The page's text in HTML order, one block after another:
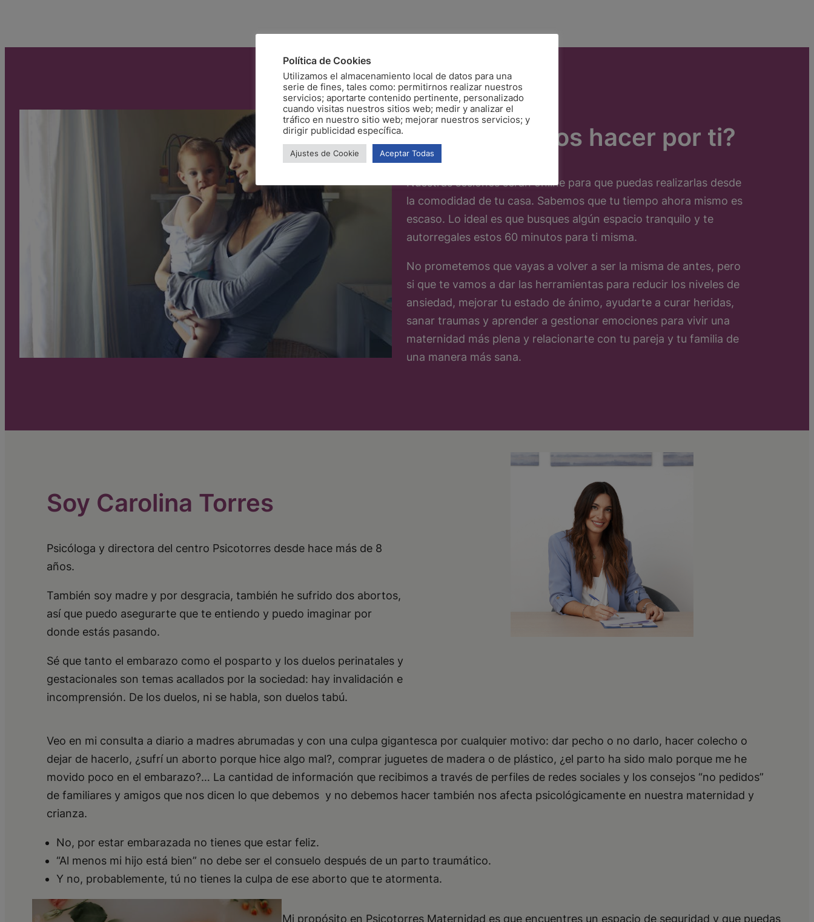
¿Qué podemos hacer por ti?
Nuestras sesiones serán online para que puedas realizarlas desde
la comodidad de tu casa. Sabemos que tu tiempo ahora mismo es
escaso. Lo ideal es que busques algún espacio tranquilo y te
autorregales estos 60 minutos para ti misma.
No prometemos que vayas a volver a ser la misma de antes, pero
si que te vamos a dar las herramientas para reducir los niveles de
ansiedad, mejorar tu estado de ánimo, ayudarte a curar heridas,
sanar traumas y aprender a gestionar emociones para vivir una
maternidad más plena y relacionarte con tu pareja y tu familia de
una manera más sana.
Soy Carolina Torres
Psicóloga y directora del centro Psicotorres desde hace más de 8
años.
También soy madre y por desgracia, también he sufrido dos abortos,
así que puedo asegurarte que te entiendo y puedo imaginar por
donde estás pasando.
Sé que tanto el embarazo como el posparto y los duelos perinatales y
gestacionales son temas acallados por la sociedad: hay invalidación e
incomprensión. De los duelos, ni se habla, son duelos tabú.
Veo en mi consulta a diario a madres abrumadas y con una culpa gigantesca por cualquier motivo: dar pecho o no darlo, hacer colecho o
dejar de hacerlo, ¿sufrí un aborto porque hice algo mal?, comprar juguetes de madera o de plástico, ¿el parto ha sido malo porque me he
movido poco en el embarazo?… La cantidad de información que recibimos a través de perfiles de redes sociales y los consejos “no pedidos”
de familiares y amigos que nos dicen lo que debemos y no debemos hacer también nos afecta psicológicamente en nuestra maternidad y
crianza.
No, por estar embarazada no tienes que estar feliz.
“Al menos mi hijo está bien” no debe ser el consuelo después de un parto traumático.
Y no, probablemente, tú no tienes la culpa de ese aborto que te atormenta.
Mi propósito en Psicotorres Maternidad es que encuentres un espacio de seguridad y que puedas
Política de Cookies
Utilizamos el almacenamiento local de datos para una
serie de fines, tales como: permitirnos realizar nuestros
servicios; aportarte contenido pertinente, personalizado
cuando visitas nuestros sitios web; medir y analizar el
tráfico en nuestro sitio web; mejorar nuestros servicios; y
dirigir publicidad específica.
Ajustes de Cookie Aceptar Todas